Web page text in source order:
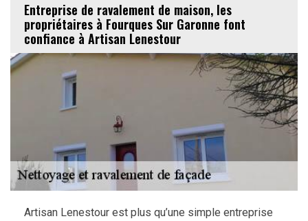
Entreprise de ravalement de maison, les
propriétaires à Fourques Sur Garonne font
confiance à Artisan Lenestour
Artisan Lenestour est plus qu’une simple entreprise